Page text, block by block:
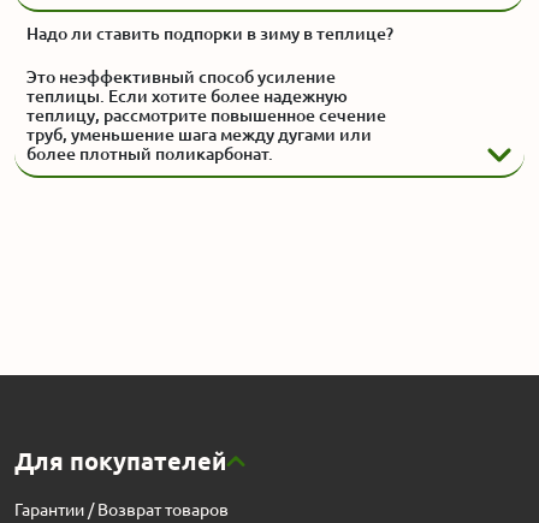
Надо ли ставить подпорки в зиму в теплице?
Это неэффективный способ усиление
теплицы. Если хотите более надежную
теплицу, рассмотрите повышенное сечение
труб, уменьшение шага между дугами или
более плотный поликарбонат.
Для покупателей
Гарантии / Возврат товаров